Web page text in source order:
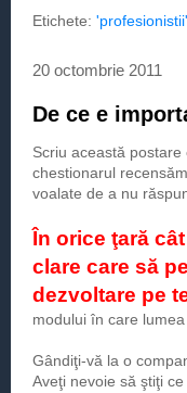
Etichete: 'profesionistii'
20 octombrie 2011
De ce e
Scriu această
chestionarul
voalate de a nu
În orice ţară
clare care să
dezvoltare pe
modului în care
Gândiţi-vă la o
Aveţi nevoie să ştiţi